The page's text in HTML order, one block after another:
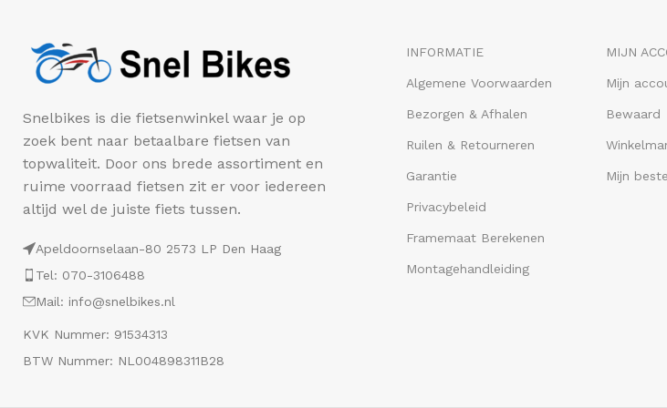
Snelbikes is die fietsenwinkel waar je op
zoek bent naar betaalbare fietsen van
topwaliteit. Door ons brede assortiment en
ruime voorraad fietsen zit er voor iedereen
altijd wel de juiste fiets tussen.
Apeldoornselaan-80 2573 LP Den Haag
Tel: 070-3106488
Mail: info@snelbikes.nl
KVK Nummer: 91534313
BTW Nummer: NL004898311B28
INFORMATIE
Algemene Voorwaarden
Bezorgen & Afhalen
Ruilen & Retourneren
Garantie
Privacybeleid
Framemaat Berekenen
Montagehandleiding
MIJN
Mijn
Bewaard
Mijn